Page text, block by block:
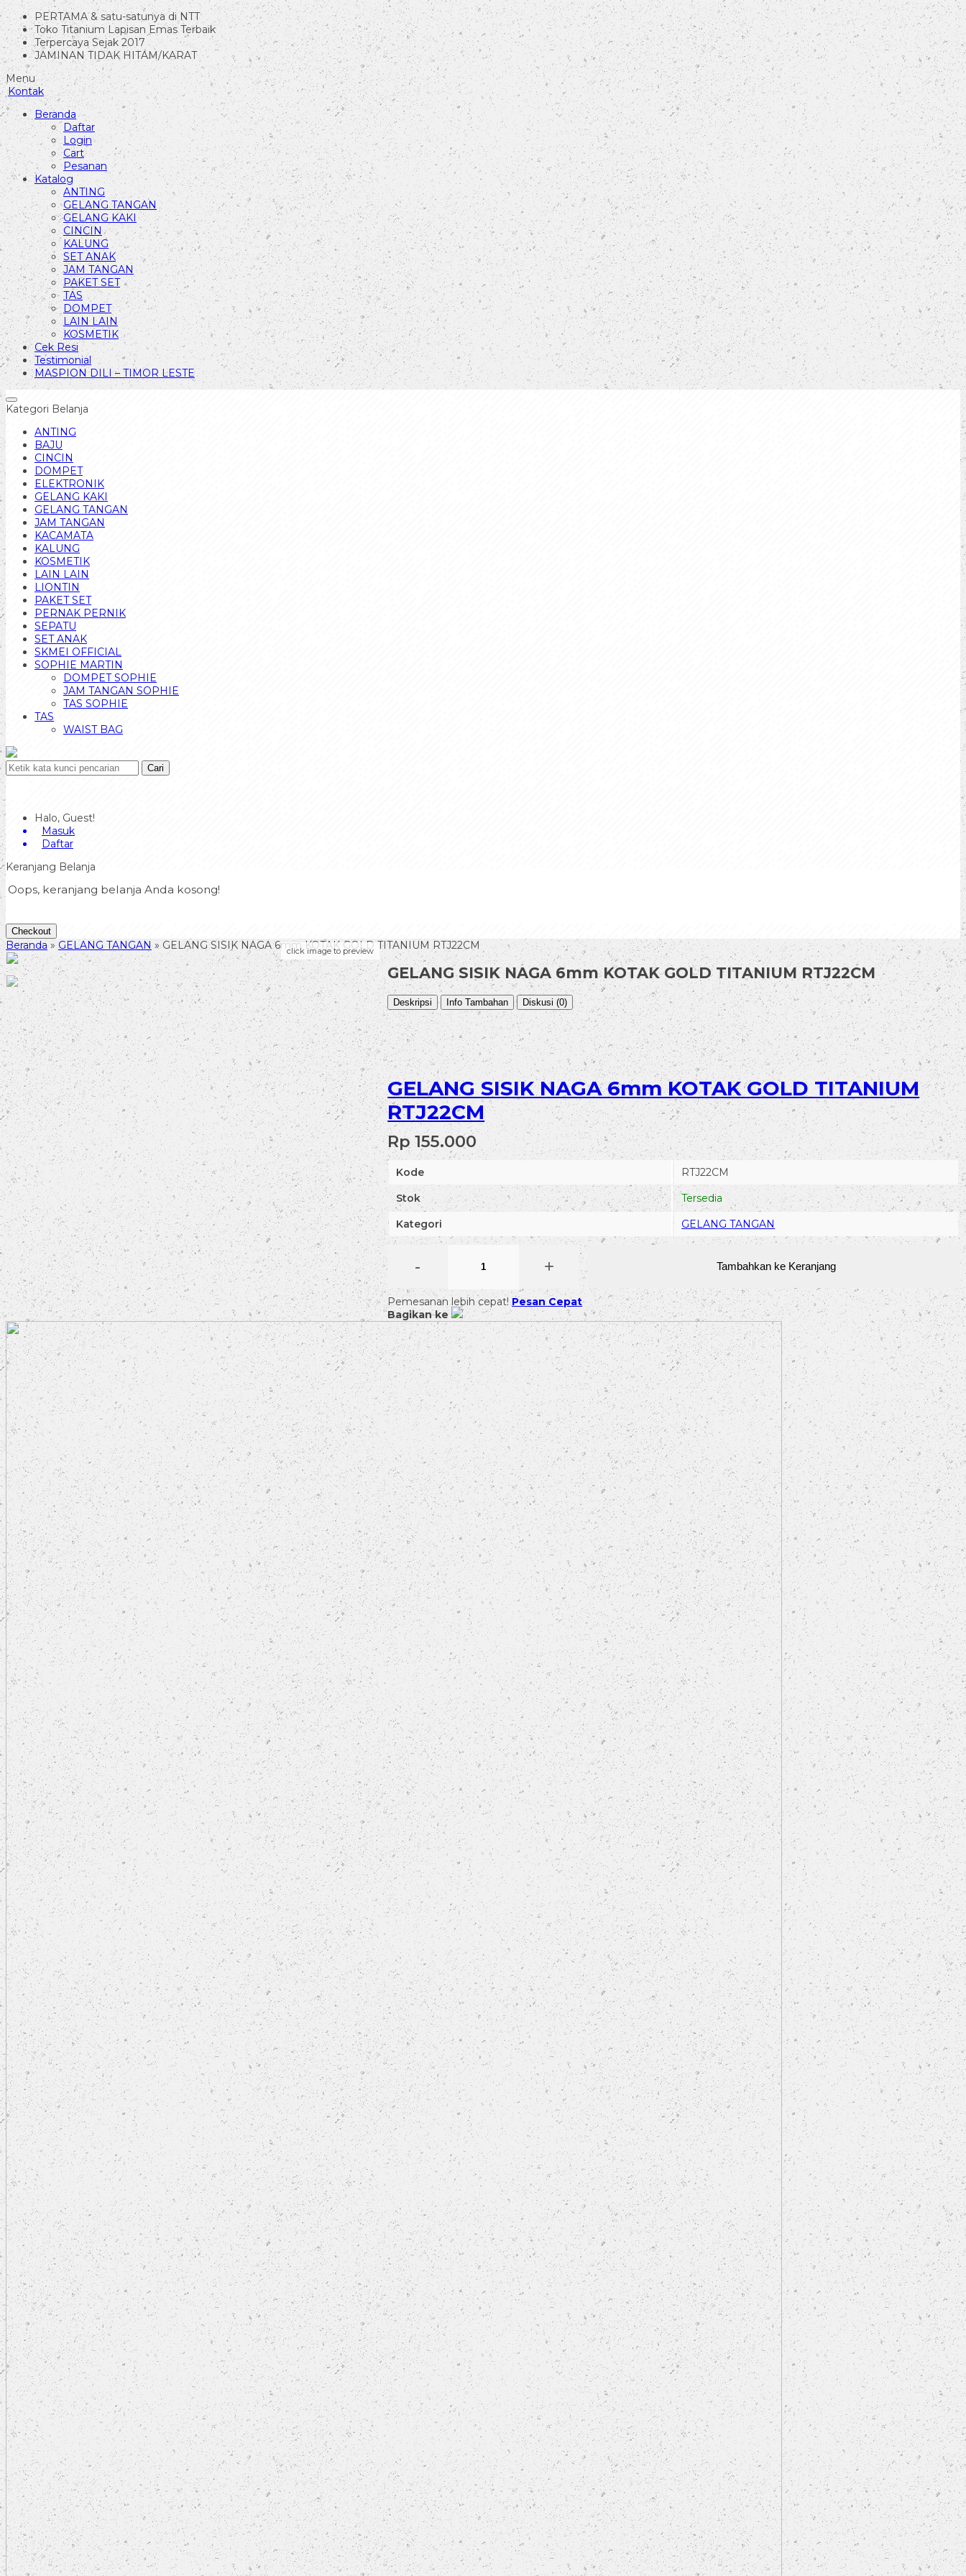
PERTAMA & satu-satunya di NTT
Toko Titanium Lapisan Emas Terbaik
Terpercaya Sejak 2017
JAMINAN TIDAK HITAM/KARAT
Menu
Kontak
Beranda
Daftar
Login
Cart
Pesanan
Katalog
ANTING
GELANG TANGAN
GELANG KAKI
CINCIN
KALUNG
SET ANAK
JAM TANGAN
PAKET SET
TAS
DOMPET
LAIN LAIN
KOSMETIK
Cek Resi
Testimonial
MASPION DILI – TIMOR LESTE
Kategori Belanja
ANTING
BAJU
CINCIN
DOMPET
ELEKTRONIK
GELANG KAKI
GELANG TANGAN
JAM TANGAN
KACAMATA
KALUNG
KOSMETIK
LAIN LAIN
LIONTIN
PAKET SET
PERNAK PERNIK
SEPATU
SET ANAK
SKMEI OFFICIAL
SOPHIE MARTIN
DOMPET SOPHIE
JAM TANGAN SOPHIE
TAS SOPHIE
TAS
WAIST BAG
Cari
Halo, Guest!
Masuk
Daftar
Keranjang Belanja
Oops, keranjang belanja Anda kosong!
Checkout
Beranda»GELANG TANGAN » GELANG SISIK NAGA 6mm KOTAK GOLD TITANIUM RTJ22CM
click image to preview
GELANG SISIK NAGA 6mm KOTAK GOLD TITANIUM
RTJ22CM
Rp 155.000
Kode
RTJ22CM
Stok
Tersedia
Kategori
GELANG TANGAN
- + Tambahkan ke Keranjang
Pemesanan lebih cepat!Pesan Cepat
Bagikan ke
GELANG SISIK NAGA 6mm KOTAK GOLD TITANIUM RTJ22CM
Deskripsi Info Tambahan Diskusi (0)